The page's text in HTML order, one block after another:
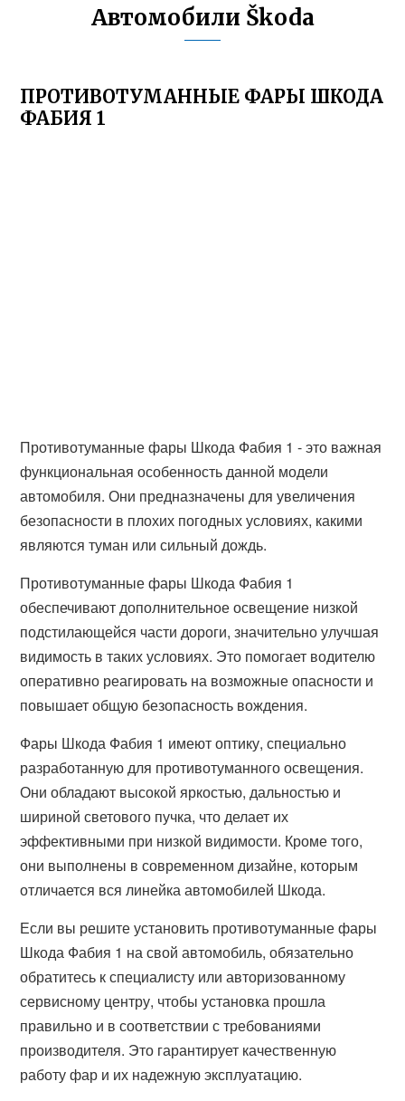
Автомобили Škoda
ПРОТИВОТУМАННЫЕ ФАРЫ ШКОДА
ФАБИЯ 1
Противотуманные фары Шкода Фабия 1 - это важная
функциональная особенность данной модели
автомобиля. Они предназначены для увеличения
безопасности в плохих погодных условиях, какими
являются туман или сильный дождь.
Противотуманные фары Шкода Фабия 1
обеспечивают дополнительное освещение низкой
подстилающейся части дороги, значительно улучшая
видимость в таких условиях. Это помогает водителю
оперативно реагировать на возможные опасности и
повышает общую безопасность вождения.
Фары Шкода Фабия 1 имеют оптику, специально
разработанную для противотуманного освещения.
Они обладают высокой яркостью, дальностью и
шириной светового пучка, что делает их
эффективными при низкой видимости. Кроме того,
они выполнены в современном дизайне, которым
отличается вся линейка автомобилей Шкода.
Если вы решите установить противотуманные фары
Шкода Фабия 1 на свой автомобиль, обязательно
обратитесь к специалисту или авторизованному
сервисному центру, чтобы установка прошла
правильно и в соответствии с требованиями
производителя. Это гарантирует качественную
работу фар и их надежную эксплуатацию.